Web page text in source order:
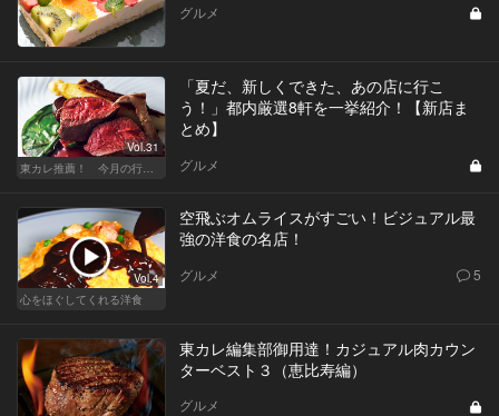
グルメ
Vol.31
東カレ推薦！ 今月の行くべき店
「夏だ、新しくできた、あの店に行こ
う！」都内厳選8軒を一挙紹介！【新店ま
とめ】
グルメ
Vol.4
心をほぐしてくれる洋食
空飛ぶオムライスがすごい！ビジュアル最
強の洋食の名店！
グルメ 5
東カレ編集部御用達！カジュアル肉カウン
ターベスト３（恵比寿編）
グルメ